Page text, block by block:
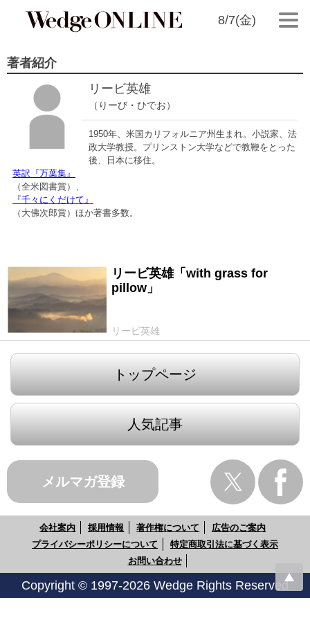
8/7(金)
著者紹介
リービ英雄
（りーび・ひでお）
1950年、米国カリフォルニア州生まれ。小説家、法
政大学教授。プリンストン大学などで教鞭をとった
後、日本に移住。
英訳『万葉集』
（全米図書賞）、
『千々にくだけて』
（大佛次郎賞）ほか著書多数。
2011/02/18
リービ英雄「with grass for
pillow」
リービ英雄
トップページ
人気記事
メルマガ登録
会社案内 採用情報 著作権について
広告のご案内
プライバシーポリシーについて
特定商取引法に基づく表示
お問い合わせ
Copyright © 1997-2026 Wedge Rights Reserved